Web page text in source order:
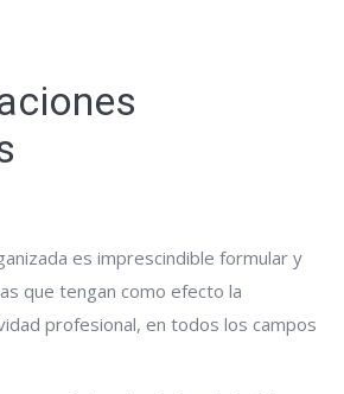
es imprescindible formular y
que tengan como efecto la
profesional, en todos los campos